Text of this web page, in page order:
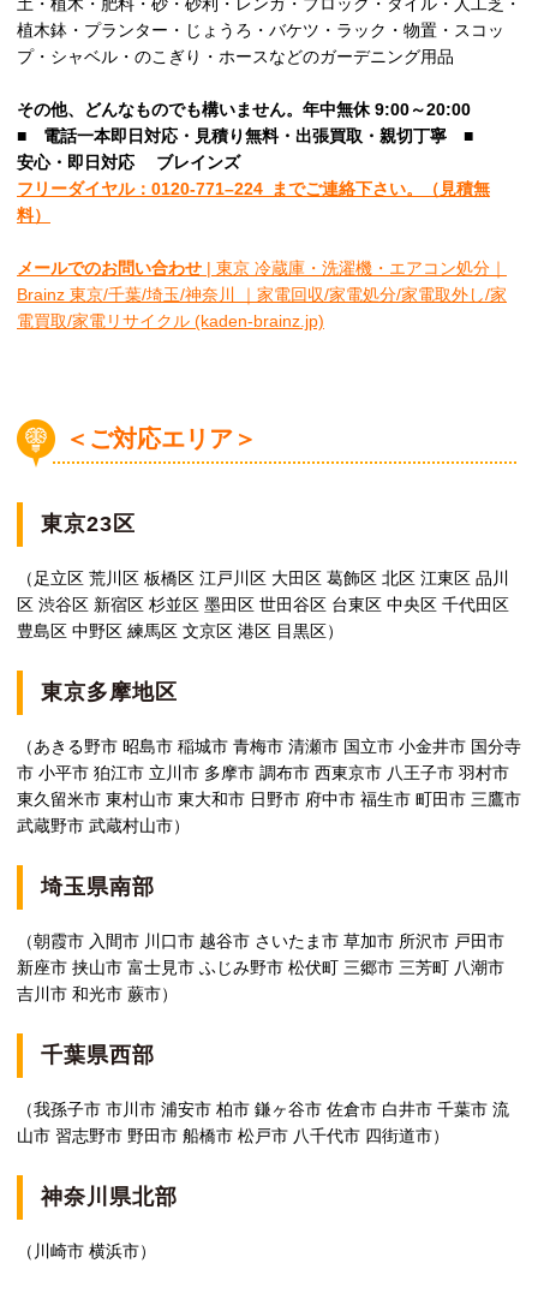
植木鉢・プランター・じょうろ・バケツ・ラック・物置・スコッ
プ・シャベル・のこぎり・ホースなどのガーデニング用品
その他、
どんなものでも構いません。年中無休 9:00～20:00
■ 電話一本即日対応・見積り無料・出張買取・親切丁寧 ■
安心・即日対応
ブレインズ
フリーダイヤル：0120-771–224 までご連絡下さい。
（見積無
料）
メールでのお問い合わせ | 東京 冷蔵庫・洗濯機・エアコン処分｜
Brainz 東京/千葉/埼玉/神奈川 ｜家電回収/家電処分/家電取外し/家
電買取/家電リサイクル (kaden-brainz.jp)
＜ご対応エリア＞
東京23区
（足立区 荒川区 板橋区 江戸川区 大田区 葛飾区 北区 江東区 品川
区 渋谷区 新宿区 杉並区 墨田区 世田谷区 台東区 中央区 千代田区
豊島区 中野区 練馬区 文京区 港区 目黒区）
東京多摩地区
（あきる野市 昭島市 稲城市 青梅市 清瀬市 国立市 小金井市 国分寺
市 小平市 狛江市 立川市 多摩市 調布市 西東京市 八王子市 羽村市
東久留米市 東村山市 東大和市 日野市 府中市 福生市 町田市 三鷹市
武蔵野市 武蔵村山市）
埼玉県南部
（朝霞市 入間市 川口市 越谷市 さいたま市 草加市 所沢市 戸田市
新座市 挟山市 富士見市 ふじみ野市 松伏町 三郷市 三芳町 八潮市
吉川市 和光市 蕨市）
千葉県西部
（我孫子市 市川市 浦安市 柏市 鎌ヶ谷市 佐倉市 白井市 千葉市 流
山市 習志野市 野田市 船橋市 松戸市 八千代市 四街道市）
神奈川県北部
（川崎市 横浜市）